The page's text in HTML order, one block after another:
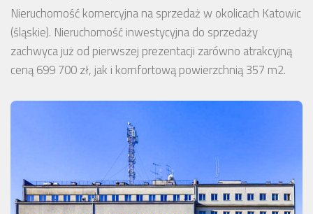
Nieruchomość komercyjna na sprzedaż w okolicach Katowic
(śląskie). Nieruchomość inwestycyjna do sprzedaży
zachwyca już od pierwszej prezentacji zarówno atrakcyjną
ceną 699 700 zł, jak i komfortową powierzchnią 357 m2.